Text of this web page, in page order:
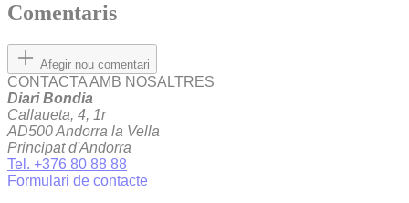
Comentaris
Afegir nou comentari
CONTACTA AMB NOSALTRES
Diari Bondia
Callaueta, 4, 1r
AD500 Andorra la Vella
Principat d'Andorra
Tel. +376 80 88 88
Formulari de contacte